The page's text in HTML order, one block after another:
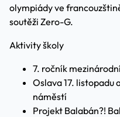
olympiády ve
soutěži Zero-G.
Aktivity školy
7. ročník
Oslava 17. listopadu
náměstí
Projekt Balabán?!